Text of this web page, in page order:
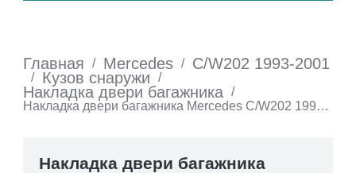
Главная / Mercedes / C/W202 1993-2001
/ Кузов снаружи /
Накладка двери багажника /
Накладка двери багажника Mercedes C/W202 1993-
Накладка двери багажника